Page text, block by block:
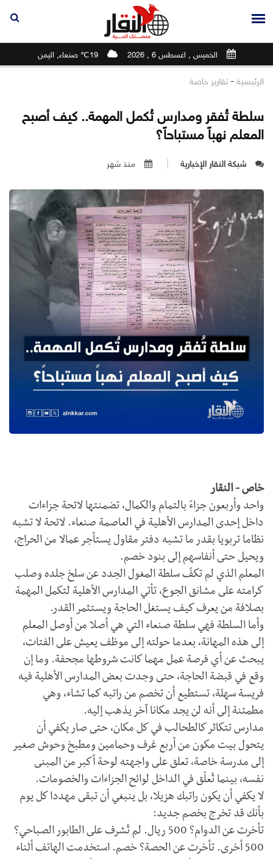
الخميس , اغسطس 6 , 2026 19℃ صنعاء, اليمن
الرئيسية - تقارير خاصة
سلطة تُفقر ومدارس تُكمل المهمة.. كيف أصبح
المعلم نهباً مستباحاً؟
شبكة النقار الإخبارية منذ شهر
خاص - النقار
واحد وأربعون جزاءً بالتمام والكمال، تضمنتها لائحة جزاءات
داخل إحدى المدارس الأهلية في العاصمة صنعاء. لائحة لا تشبه
نظاما تربويا بقدر ما تشبه دفتر مقاول يستأجر عمالا من الحراج،
ويحيل حتى أنفاسهم إلى بنود خصم.
المعلم الذي لم تكفّ سلطة المغول الجدد عن سلخ جلده وصلب
كرامته على مشانق الجوع، تأتي المدارس الأهلية لتكمل المهمة
بصلافة من يعرف كيف يستغل الحاجة ويستثمر القدر.
وأما السلطة فهي سلطة صنعاء التي هي أصلا من أوصل المعلم
إلى هذه المهانة، بعدما حولته إلى موظف يعيش على الفتات،
يبحث عن أي فرصة عمل مهما كانت شروطها مجحفة. وما إن
وقع في قبضة الحاجة، حتى وجدت بعض المدارس الأهلية فيه
فريسة سهلة، تستطيع أن تخصم من راتبه كما تشاء، وهي
مطمئنة إلى أنه لن يجد مكانا آخر يذهب إليه.
مدارس تتكاثر كالطحالب في كل مكان، حتى صار يكفي أن
يتحول بيت مكون من أربع غرف وحمامين ومطبخ وحوش صغير
إلى مدرسة خاصة، تعلق على واجهته لوحة أكبر من المبنى
نفسه، بينما تُعلّق في الداخل لوائح الجزاءات والخصومات.
لا يكفي أن يكون راتبك هزيلا، بل ينبغي أن تبقى مهددا كل يوم
بأنك قد تخرج بخصم جديد:
تأخرت عن الدوام؟ 500 ريال. لم تُشرف على الطابور الصباحي؟
500 أخرى. تأخرت عن الحصة؟ خصم. استخدمت الهاتف أثناء